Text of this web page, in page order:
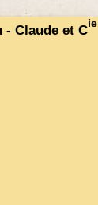
- Claude et Cie